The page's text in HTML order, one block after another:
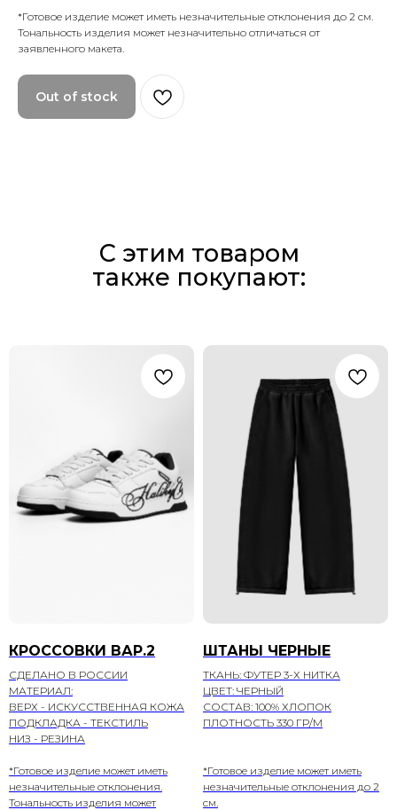
*Готовое изделие может иметь незначительные отклонения до 2 см.
Тональность изделия может незначительно отличаться от
заявленного макета.
Out of stock
С этим товаром
также покупают:
КРОССОВКИ ВАР.2
СДЕЛАНО В РОССИИ
МАТЕРИАЛ:
ВЕРХ - ИСКУССТВЕННАЯ КОЖА
ПОДКЛАДКА - ТЕКСТИЛЬ
НИЗ - РЕЗИНА
*Готовое изделие может иметь
незначительные отклонения.
Тональность изделия может
ШТАНЫ ЧЕРНЫЕ
ТКАНЬ: ФУТЕР 3-Х НИТКА
ЦВЕТ: ЧЕРНЫЙ
СОСТАВ: 100% ХЛОПОК
ПЛОТНОСТЬ 330 ГР/М
*Готовое изделие может иметь
незначительные отклонения до 2
см.